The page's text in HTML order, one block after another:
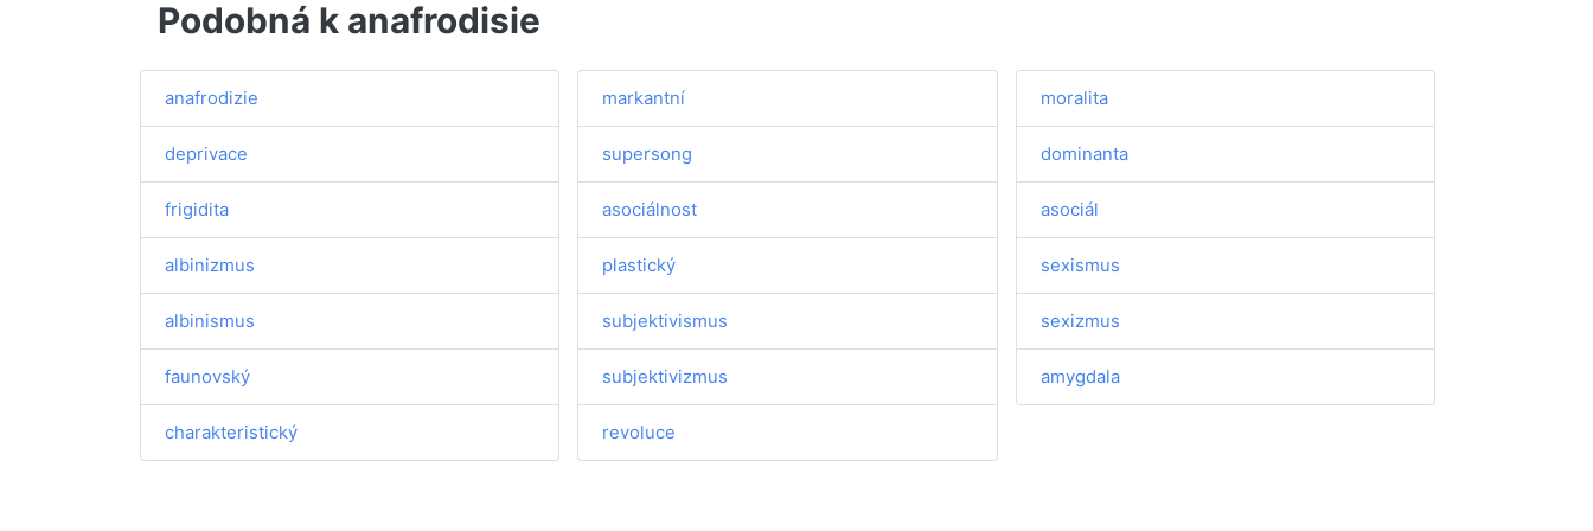
Podobná k anafrodisie
anafrodizie
deprivace
frigidita
albinizmus
albinismus
faunovský
charakteristický
markantní
supersong
asociálnost
plastický
subjektivismus
subjektivizmus
revoluce
moralita
dominanta
asociál
sexismus
sexizmus
amygdala